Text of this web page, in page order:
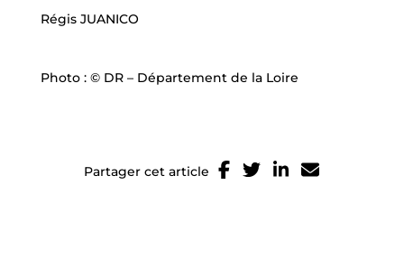
Régis JUANICO
Photo : © DR – Département de la Loire
Partager cet article